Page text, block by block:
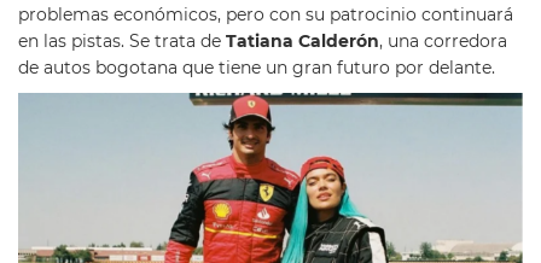
problemas económicos, pero con su patrocinio continuará
en las pistas. Se trata de Tatiana Calderón, una corredora
de autos bogotana que tiene un gran futuro por delante.